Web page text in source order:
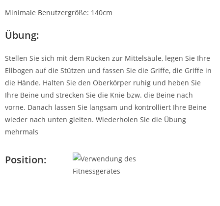
Minimale Benutzergröße: 140cm
Übung:
Stellen Sie sich mit dem Rücken zur Mittelsäule, legen Sie Ihre
Ellbogen auf die Stützen und fassen Sie die Griffe, die Griffe in
die Hände. Halten Sie den Oberkörper ruhig und heben Sie
Ihre Beine und strecken Sie die Knie bzw. die Beine nach
vorne. Danach lassen Sie langsam und kontrolliert Ihre Beine
wieder nach unten gleiten. Wiederholen Sie die Übung
mehrmals
Position: